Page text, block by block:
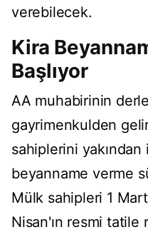
verebilecek.
Kira
Başlıyor
AA muhabirinin
gayrimenkulden
sahiplerini
beyanname verme
Mülk sahipleri 1
Nisan'ın resmi tatile